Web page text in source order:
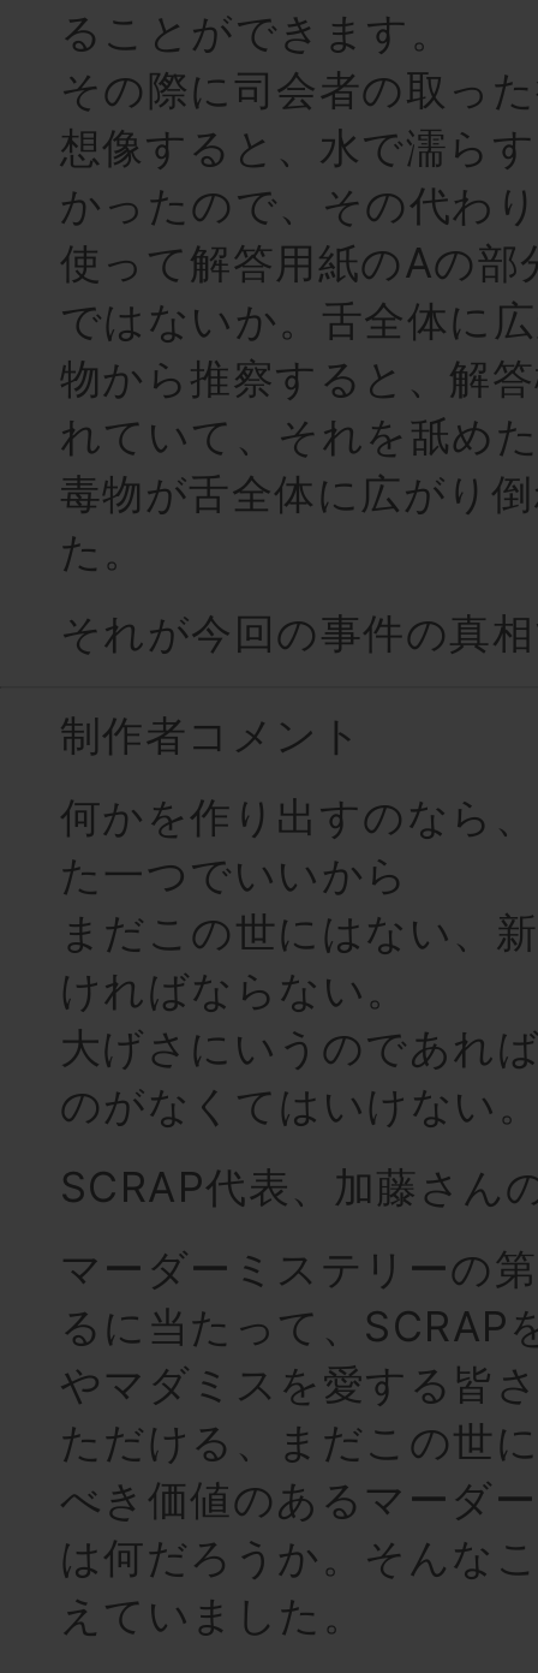
ることができます。
その際に司会者の取っ
想像すると、水で濡ら
かったので、その代わ
使って解答用紙のAの部
ではないか。舌全体に
物から推察すると、解
れていて、それを舐め
毒物が舌全体に広がり
た。
それが今回の事件の真
制作者コメント
何かを作り出すのなら
た一つでいいから
まだこの世にはない、
ければならない。
大げさにいうのであれ
のがなくてはいけない
SCRAP代表、加藤さん
マーダーミステリーの
るに当たって、SCRAP
やマダミスを愛する皆
ただける、まだこの世
べき価値のあるマーダ
は何だろうか。そんな
えていました。